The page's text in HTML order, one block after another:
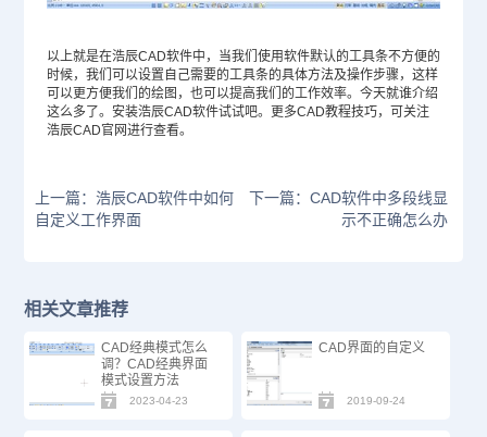
以上就是在浩辰CAD软件中，当我们使用软件默认的工具条不方便的
时候，我们可以设置自己需要的工具条的具体方法及操作步骤，这样
可以更方便我们的绘图，也可以提高我们的工作效率。今天就谁介绍
这么多了。安装浩辰CAD软件试试吧。更多CAD教程技巧，可关注
浩辰CAD官网进行查看。
上一篇：浩辰CAD软件中如何
自定义工作界面
下一篇：CAD软件中多段线显
示不正确怎么办
相关文章推荐
CAD经典模式怎么
调？CAD经典界面
模式设置方法
2023-04-23
CAD界面的自定义
2019-09-24